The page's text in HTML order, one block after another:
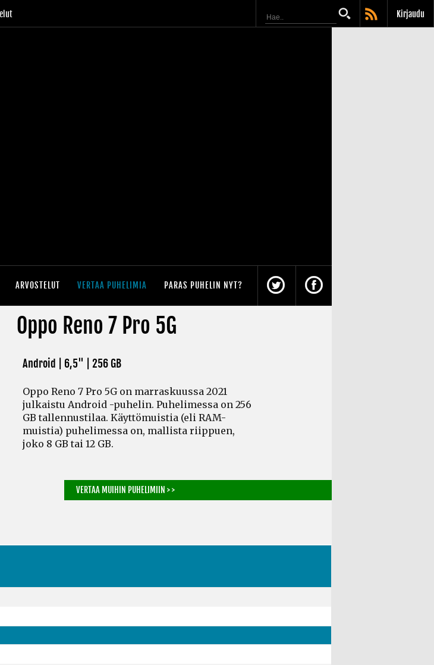
Kirjaudu
ARVOSTELUT VERTAA PUHELIMIA PARAS PUHELIN NYT?
Oppo Reno 7 Pro 5G
Android | 6,5" | 256 GB
Oppo Reno 7 Pro 5G on marraskuussa 2021
julkaistu Android -puhelin. Puhelimessa on 256
GB tallennustilaa. Käyttömuistia (eli RAM-
muistia) puhelimessa on, mallista riippuen,
joko 8 GB tai 12 GB.
VERTAA MUIHIN PUHELIMIIN > >